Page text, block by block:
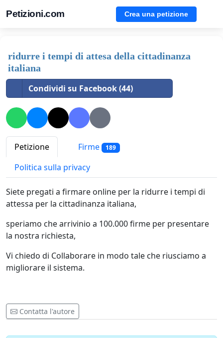
Petizioni.com Crea una petizione
ridurre i tempi di attesa della cittadinanza
italiana
Condividi su Facebook (44)
Petizione Firme 189
Politica sulla privacy
Siete pregati a firmare online per la ridurre i tempi di
attessa per la cittadinanza italiana,
speriamo che arrivinio a 100.000 firme per presentare
la nostra richiesta,
Vi chiedo di Collaborare in modo tale che riusciamo a
migliorare il sistema.
Contatta l'autore